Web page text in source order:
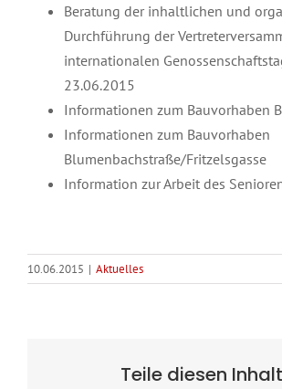
Beratung der inhaltlichen und
Durchführung der
internationalen
23.06.2015
Informationen zum Bauvorhaben
Informationen zum Bauvorhaben
Blumenbachstraße/Fritzelsgasse
Information zur Arbeit des
10.06.2015 | Aktuelles
Teile diesen